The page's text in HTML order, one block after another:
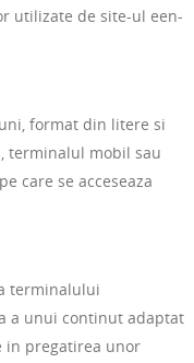
utilizate de site-ul een-
format din litere si
terminalul mobil sau
care se acceseaza
terminalului
a unui continut adaptat
in pregatirea unor